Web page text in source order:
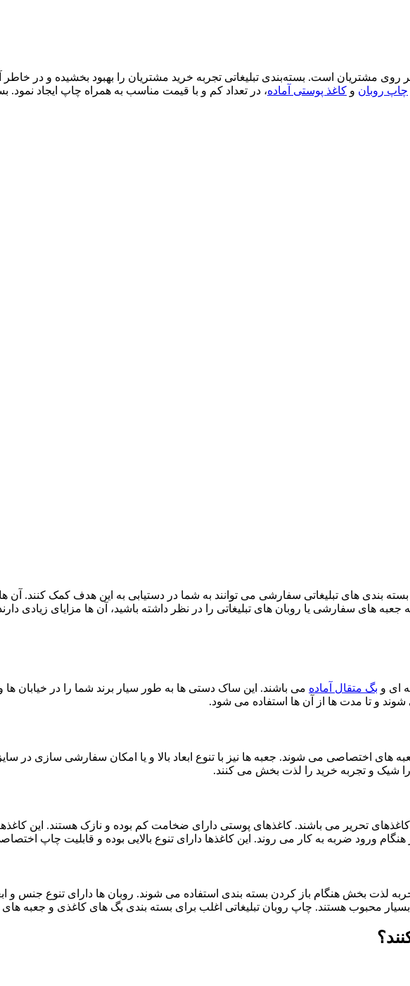
روی مشتریان است. بسته‌بندی تبلیغاتی تجربه خرید مشتریان را بهبود بخشیده و در خاطر
چاپ روبان و کاغذ پوستی آماده، در تعداد کم و با قیمت مناسب به همراه چاپ ایجاد نمود.
بندی ‌های تبلیغاتی سفارشی می‌ توانند به شما در دستیابی به این هدف کمک کنند. آن‌ ها
‌های سفارشی یا روبان ‌های تبلیغاتی را در نظر داشته باشید، آن ها مزایای زیادی
ای و بگ متقال آماده می باشند. این ساک دستی ها به طور سیار برند شما را در خیابان
شوند و تا مدت ها از آن ها استفاده می شود.
اختصاصی می شوند. جعبه ها نیز با تنوع ابعاد بالا و یا امکان سفارشی سازی در
شیک و تجربه خرید را لذت بخش می کنند.
تحریر می باشند. کاغذهای پوستی دارای ضخامت کم بوده و نازک هستند. این
ورود ضربه به کار می روند. این کاغذها دارای تنوع بالایی بوده و قابلیت چاپ
لذت بخش هنگام باز کردن بسته بندی استفاده می شوند. روبان ها دارای تنوع جنس و
محبوب هستند. چاپ روبان تبلیغاتی اغلب برای بسته بندی بگ های کاغذی و جعبه